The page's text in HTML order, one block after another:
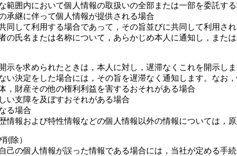
範囲内において個人情報の取扱いの全部または一部を委託す
承継に伴って個人情報が提供される場合
同して利用する場合であって，その旨並びに共同して利用
の氏名または名称について，あらかじめ本人に通知し，また
示を求められたときは，本人に対し，遅滞なくこれを開示
い決定をした場合には，その旨を遅滞なく通知します。なお
，財産その他の権利利益を害するおそれがある場合
い支障を及ぼすおそれがある場合
る場合
情報および特性情報などの個人情報以外の情報については，
除）
己の個人情報が誤った情報である場合には，当社が定める手